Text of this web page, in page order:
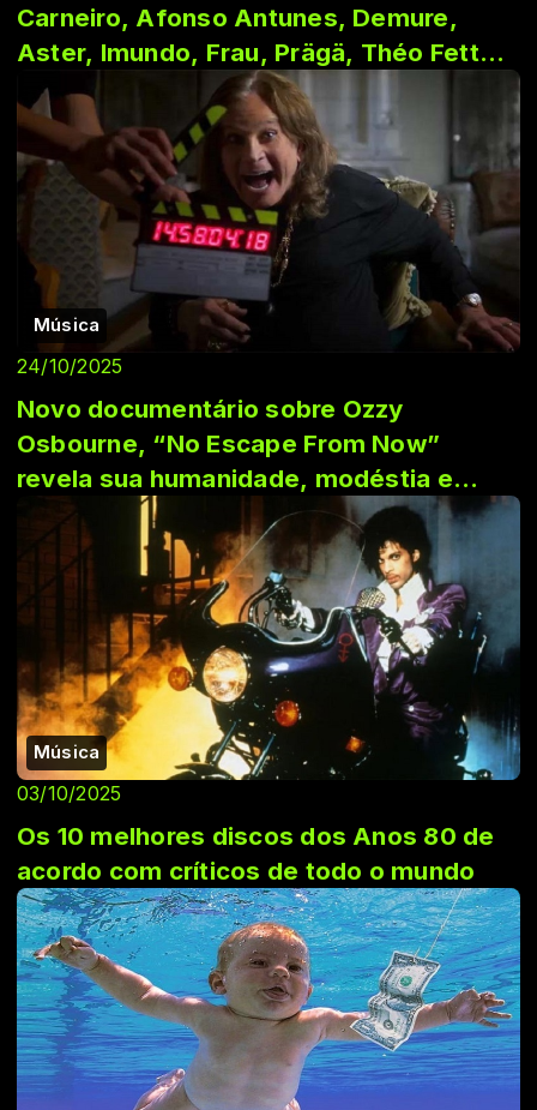
Carneiro, Afonso Antunes, Demure,
Aster, Imundo, Frau, Prägä, Théo Fetter,
Marcelo De...
Música
24/10/2025
Novo documentário sobre Ozzy
Osbourne, “No Escape From Now”
revela sua humanidade, modéstia e
determinação
Música
03/10/2025
Os 10 melhores discos dos Anos 80 de
acordo com críticos de todo o mundo